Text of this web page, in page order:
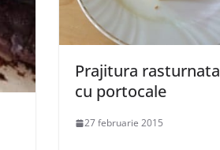
Prajitura rasturnata
cu portocale
27 februarie 2015